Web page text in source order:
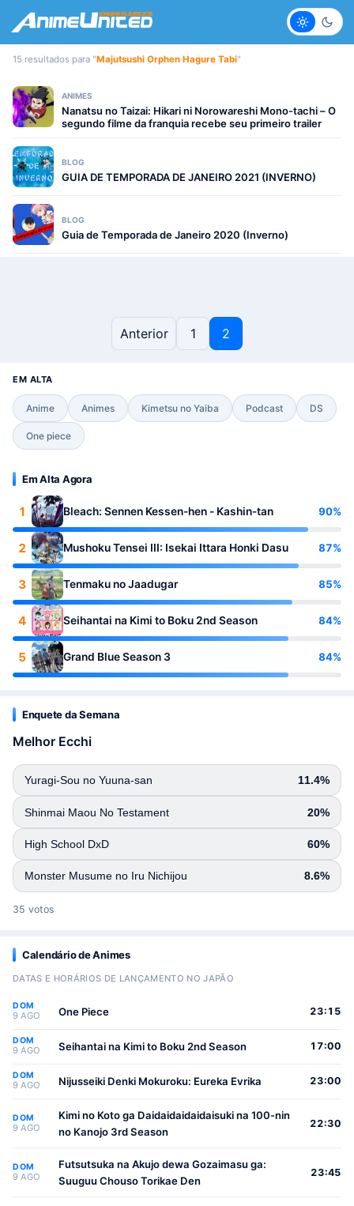
Claro
15 resultados para "Majutsushi Orphen Hagure Tabi"
ANIMES
Nanatsu no Taizai: Hikari ni Norowareshi Mono-tachi – O
segundo filme da franquia recebe seu primeiro trailer
BLOG
GUIA DE TEMPORADA DE JANEIRO 2021 (INVERNO)
BLOG
Guia de Temporada de Janeiro 2020 (Inverno)
Anterior 1 2
EM ALTA
Anime Animes Kimetsu no Yaiba Podcast DS
One piece
Em Alta Agora
1 Bleach: Sennen Kessen-hen - Kashin-tan 90%
2 Mushoku Tensei III: Isekai Ittara Honki Dasu 87%
3 Tenmaku no Jaadugar 85%
4 Seihantai na Kimi to Boku 2nd Season 84%
5 Grand Blue Season 3 84%
Enquete da Semana
Melhor Ecchi
Yuragi-Sou no Yuuna-san 11.4%
Shinmai Maou No Testament 20%
High School DxD 60%
Monster Musume no Iru Nichijou 8.6%
35 votos
Calendário de Animes
DATAS E HORÁRIOS DE LANÇAMENTO NO JAPÃO
DOM
9 AGO One Piece 23:15
DOM
9 AGO Seihantai na Kimi to Boku 2nd Season 17:00
DOM
9 AGO Nijusseiki Denki Mokuroku: Eureka Evrika 23:00
DOM
9 AGO
Kimi no Koto ga Daidaidaidaidaisuki na 100-nin
no Kanojo 3rd Season
22:30
DOM
9 AGO
Futsutsuka na Akujo dewa Gozaimasu ga:
Suuguu Chouso Torikae Den
23:45